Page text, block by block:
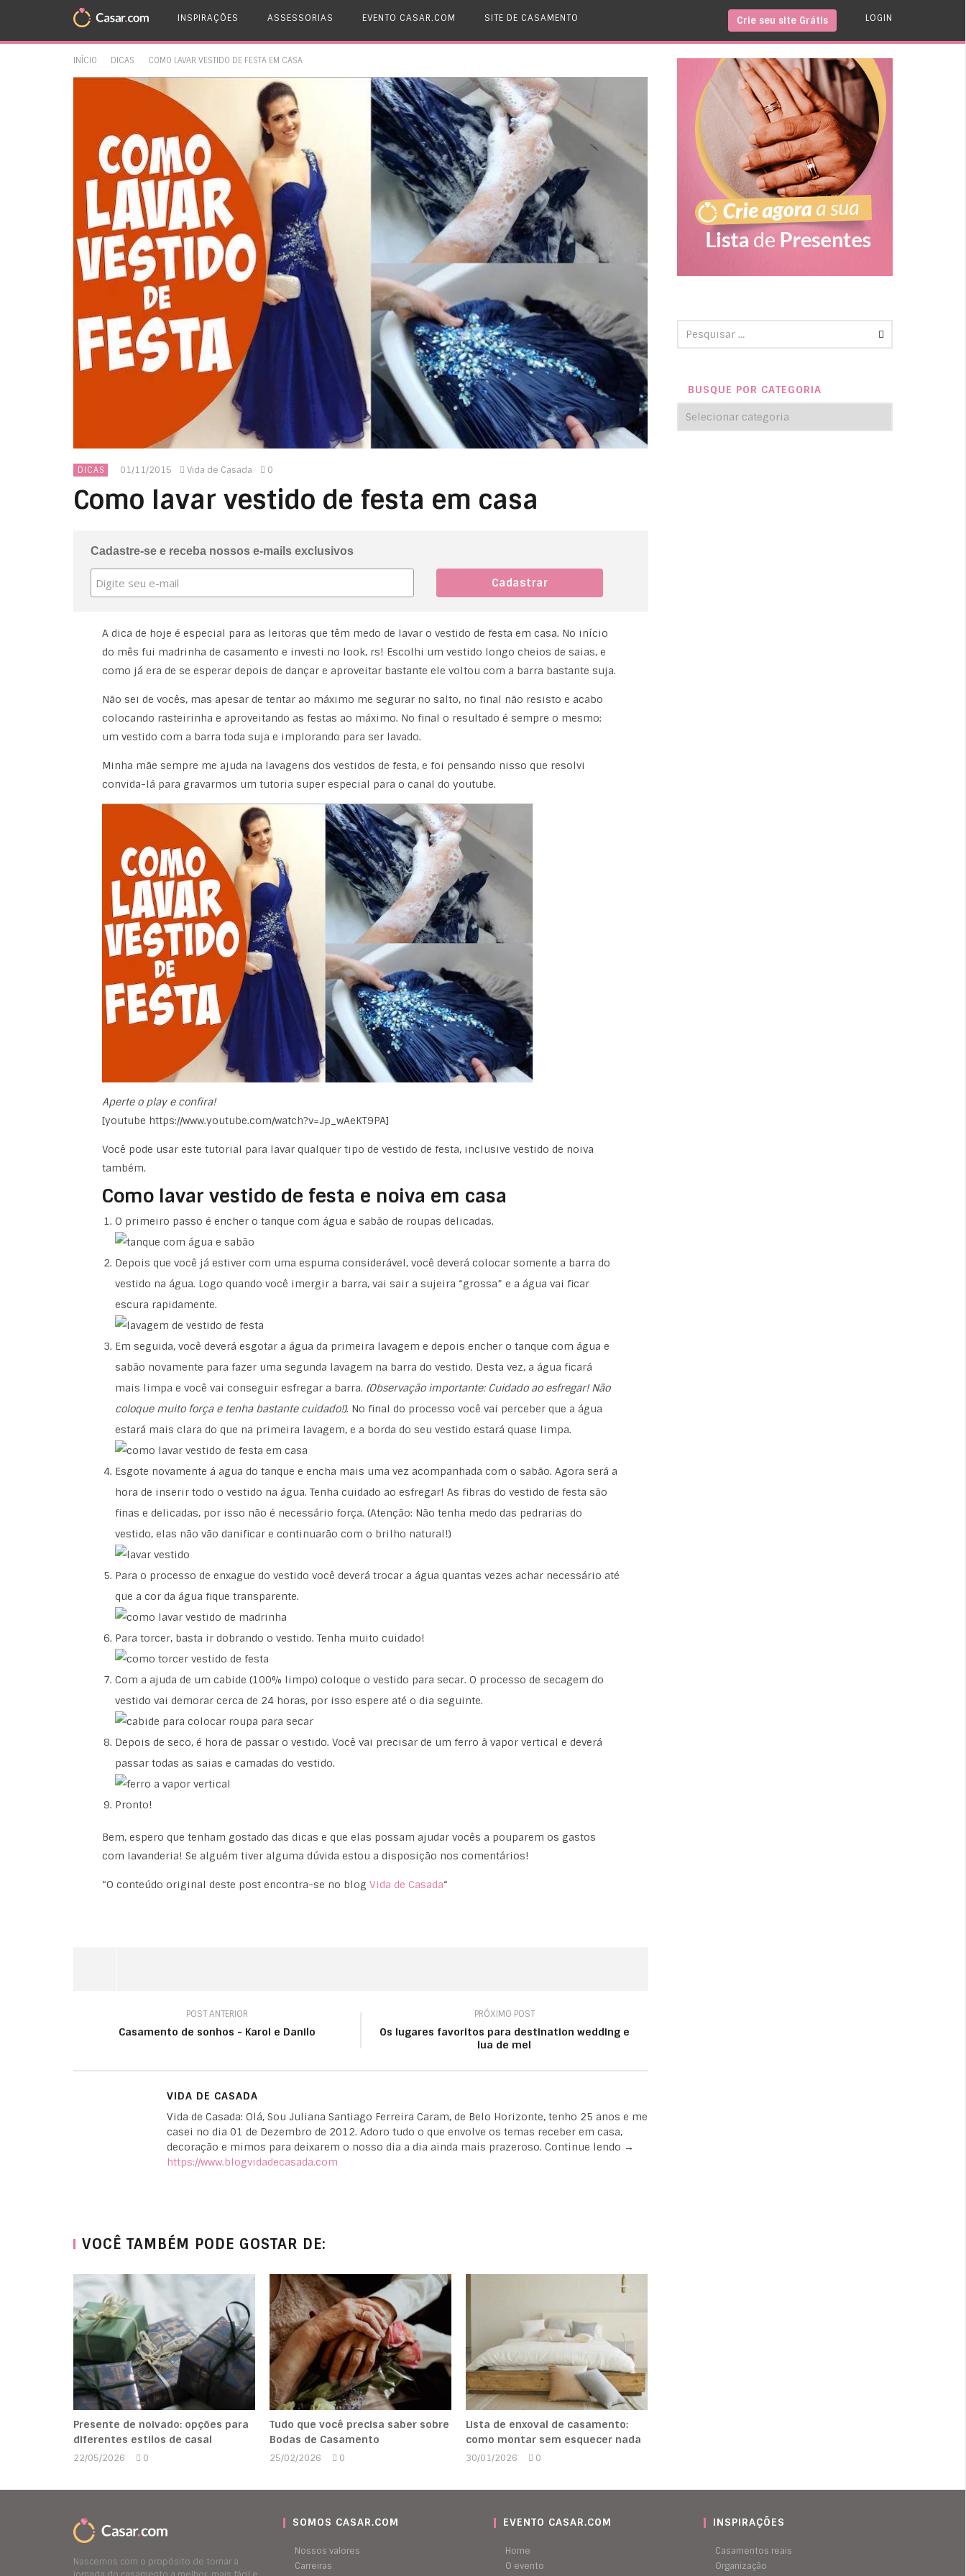
INSPIRAÇÕES ASSESSORIAS EVENTO CASAR.COM SITE DE CASAMENTO LOGIN
Crie seu site Grátis
INÍCIO DICAS COMO LAVAR VESTIDO DE FESTA EM CASA
DICAS 01/11/2015 Vida de Casada 0
Como lavar vestido de festa em casa
Cadastre-se e receba nossos e-mails exclusivos
A dica de hoje é especial para as leitoras que têm medo de lavar o vestido de festa em casa. No início
do mês fui madrinha de casamento e investi no look, rs! Escolhi um vestido longo cheios de saias, e
como já era de se esperar depois de dançar e aproveitar bastante ele voltou com a barra bastante suja.
Não sei de vocês, mas apesar de tentar ao máximo me segurar no salto, no final não resisto e acabo
colocando rasteirinha e aproveitando as festas ao máximo. No final o resultado é sempre o mesmo:
um vestido com a barra toda suja e implorando para ser lavado.
Minha mãe sempre me ajuda na lavagens dos vestidos de festa, e foi pensando nisso que resolvi
convida-lá para gravarmos um tutoria super especial para o canal do youtube.
Aperte o play e confira!
[youtube https://www.youtube.com/watch?v=Jp_wAeKT9PA]
Você pode usar este tutorial para lavar qualquer tipo de vestido de festa, inclusive vestido de noiva
também.
Como lavar vestido de festa e noiva em casa
O primeiro passo é encher o tanque com água e sabão de roupas delicadas.
Depois que você já estiver com uma espuma considerável, você deverá colocar somente a barra do
vestido na água. Logo quando você imergir a barra, vai sair a sujeira “grossa” e a água vai ficar
escura rapidamente.
Em seguida, você deverá esgotar a água da primeira lavagem e depois encher o tanque com água e
sabão novamente para fazer uma segunda lavagem na barra do vestido. Desta vez, a água ficará
mais limpa e você vai conseguir esfregar a barra. (Observação importante: Cuidado ao esfregar! Não
coloque muito força e tenha bastante cuidado!). No final do processo você vai perceber que a água
estará mais clara do que na primeira lavagem, e a borda do seu vestido estará quase limpa.
Esgote novamente á agua do tanque e encha mais uma vez acompanhada com o sabão. Agora será a
hora de inserir todo o vestido na água. Tenha cuidado ao esfregar! As fibras do vestido de festa são
finas e delicadas, por isso não é necessário força. (Atenção: Não tenha medo das pedrarias do
vestido, elas não vão danificar e continuarão com o brilho natural!)
Para o processo de enxague do vestido você deverá trocar a água quantas vezes achar necessário até
que a cor da água fique transparente.
Para torcer, basta ir dobrando o vestido. Tenha muito cuidado!
Com a ajuda de um cabide (100% limpo) coloque o vestido para secar. O processo de secagem do
vestido vai demorar cerca de 24 horas, por isso espere até o dia seguinte.
Depois de seco, é hora de passar o vestido. Você vai precisar de um ferro à vapor vertical e deverá
passar todas as saias e camadas do vestido.
Pronto!
Bem, espero que tenham gostado das dicas e que elas possam ajudar vocês a pouparem os gastos
com lavanderia! Se alguém tiver alguma dúvida estou a disposição nos comentários!
“O conteúdo original deste post encontra-se no blog Vida de Casada“
POST ANTERIOR
Casamento de sonhos - Karol e Danilo
PRÓXIMO POST
Os lugares favoritos para destination wedding e
lua de mel
VIDA DE CASADA
Vida de Casada: Olá, Sou Juliana Santiago Ferreira Caram, de Belo Horizonte, tenho 25 anos e me
casei no dia 01 de Dezembro de 2012. Adoro tudo o que envolve os temas receber em casa,
decoração e mimos para deixarem o nosso dia a dia ainda mais prazeroso. Continue lendo →
https://www.blogvidadecasada.com
VOCÊ TAMBÉM PODE GOSTAR DE:
Presente de noivado: opções para
diferentes estilos de casal
22/05/2026
0
Tudo que você precisa saber sobre
Bodas de Casamento
25/02/2026
0
Lista de enxoval de casamento:
como montar sem esquecer nada
30/01/2026
0
BUSQUE POR CATEGORIA
Nascemos com o propósito de tornar a
SOMOS CASAR.COM
Nossos valores
Carreiras
EVENTO CASAR.COM
Home
O evento
INSPIRAÇÕES
Casamentos reais
Organização